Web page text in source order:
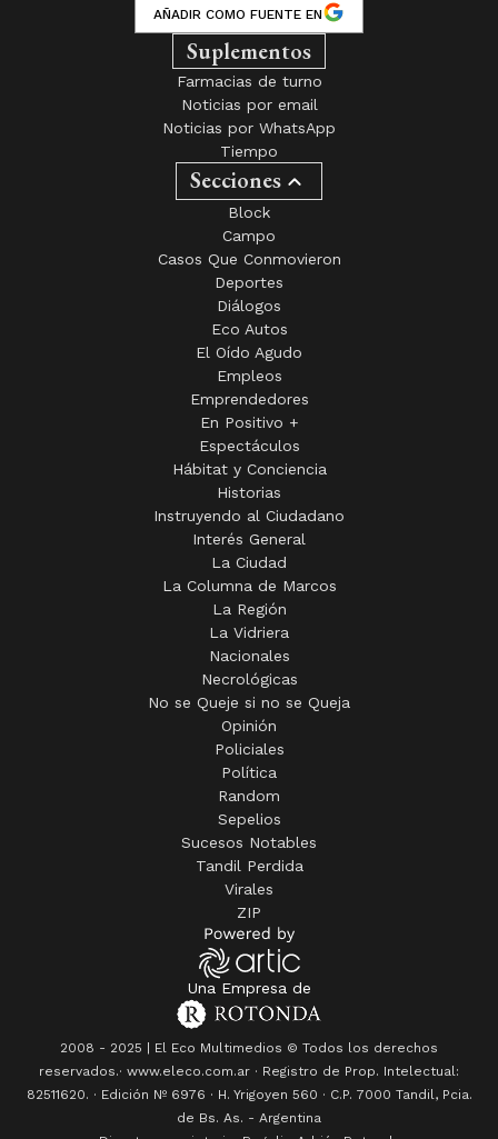
AÑADIR COMO FUENTE EN
Suplementos
Farmacias de turno
Noticias por email
Noticias por WhatsApp
Tiempo
Secciones
Block
Campo
Casos Que Conmovieron
Deportes
Diálogos
Eco Autos
El Oído Agudo
Empleos
Emprendedores
En Positivo +
Espectáculos
Hábitat y Conciencia
Historias
Instruyendo al Ciudadano
Interés General
La Ciudad
La Columna de Marcos
La Región
La Vidriera
Nacionales
Necrológicas
No se Queje si no se Queja
Opinión
Policiales
Política
Random
Sepelios
Sucesos Notables
Tandil Perdida
Virales
ZIP
Una Empresa de
2008 - 2025 | El Eco Multimedios © Todos los derechos
reservados.· www.eleco.com.ar · Registro de Prop. Intelectual:
82511620. · Edición Nº 6976 · H. Yrigoyen 560 · C.P. 7000 Tandil, Pcia.
de Bs. As. - Argentina